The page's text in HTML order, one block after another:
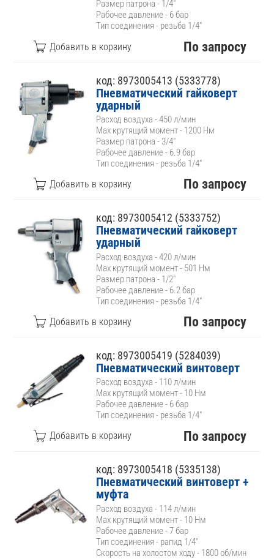
Размер патрона - 1/4"
Рабочее давление - 6 бар
Тип соединения - резьба 1/4"
По запросу
код: 8973005413 (5333778)
Пневматический гайковерт
ударный
Расход воздуха - 450 л/мин
Max крутящий момент - 1200 Нм
Размер патрона - 3/4"
Рабочее давление - 6.9 бар
Тип соединения - резьба 1/4"
По запросу
код: 8973005412 (5333752)
Пневматический гайковерт
ударный
Расход воздуха - 420 л/мин
Max крутящий момент - 501 Нм
Размер патрона - 1/2"
Рабочее давление - 6.2 бар
Тип соединения - резьба 1/4"
По запросу
код: 8973005419 (5284039)
Пневматический винтоверт
Расход воздуха - 110 л/мин
Max крутящий момент - 10 Нм
Рабочее давление - 6 бар
Тип соединения - резьба 1/4"
По запросу
код: 8973005418 (5335138)
Пневматический винтоверт +
муфта
Расход воздуха - 114 л/мин
Max крутящий момент - 10 Нм
Рабочее давление - 7 бар
Тип соединения - рапид 1/4"
Скорость на холостом ходу - 1800 об/мин